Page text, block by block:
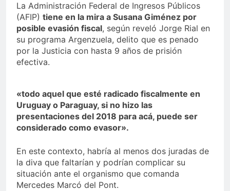
La Administración Federal de Ingresos Públicos
(AFIP) tiene en la mira a Susana Giménez por
posible evasión fiscal, según reveló Jorge Rial en
su programa Argenzuela, delito que es penado
por la Justicia con hasta 9 años de prisión
efectiva.
«todo aquel que esté radicado fiscalmente en
Uruguay o Paraguay, si no hizo las
presentaciones del 2018 para acá, puede ser
considerado como evasor».
En este contexto, habría al menos dos juradas de
la diva que faltarían y podrían complicar su
situación ante el organismo que comanda
Mercedes Marcó del Pont.